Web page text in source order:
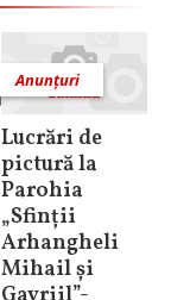
Anunțuri
Lucrări de
pictură la
Parohia
„Sfinții
Arhangheli
Mihail și